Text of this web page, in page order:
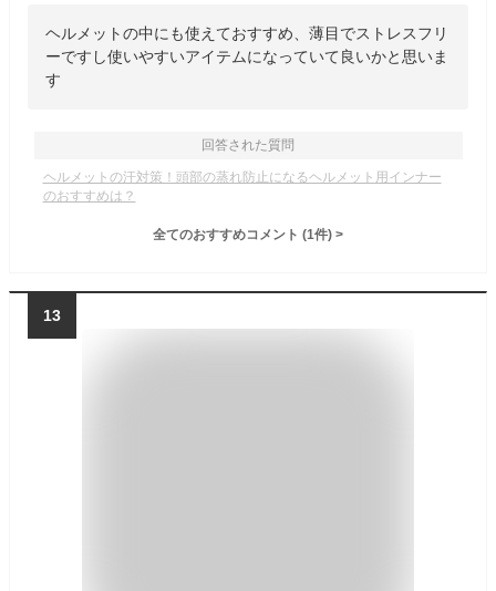
ヘルメットの中にも使えておすすめ、薄目でストレスフリ
ーですし使いやすいアイテムになっていて良いかと思いま
す
回答された質問
ヘルメットの汗対策！頭部の蒸れ防止になるヘルメット用インナー
のおすすめは？
全てのおすすめコメント (1件) >
13